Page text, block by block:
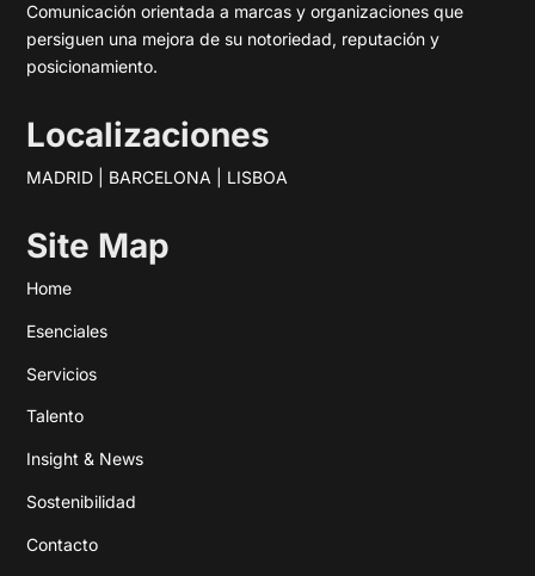
Comunicación orientada a marcas y organizaciones que
persiguen una mejora de su notoriedad, reputación y
posicionamiento.
Localizaciones
MADRID | BARCELONA | LISBOA
Site Map
Home
Esenciales
Servicios
Talento
Insight & News
Sostenibilidad
Contacto